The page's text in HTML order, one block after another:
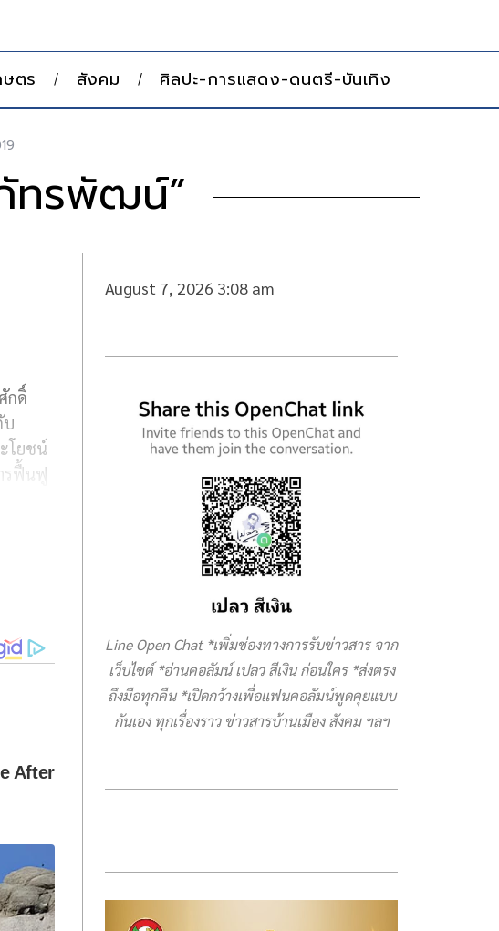
ษตร สังคม ศิลปะ-การแสดง-ดนตรี-บันเทิง
ทรพัฒน์”
กดิ์
บ
โยชน์
รฟื้นฟู
ห้าง
ร
ผย
August 7, 2026 3:08 am
Line Open Chat *เพิ่มช่องทางการรับข่าวสาร จาก
เว็บไซต์ *อ่านคอลัมน์ เปลว สีเงิน ก่อนใคร *ส่งตรง
ถึงมือทุกคืน *เปิดกว้างเพื่อแฟนคอลัมน์พูดคุยแบบ
กันเอง ทุกเรื่องราว ข่าวสารบ้านเมือง สังคม ฯลฯ